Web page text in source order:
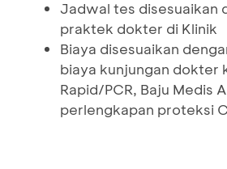
Jadwal tes disesuaikan
praktek dokter di Klinik
Biaya disesuaikan
biaya kunjungan dokter
Rapid/PCR, Baju Medis
perlengkapan proteksi